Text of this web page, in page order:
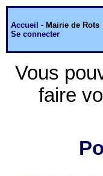
Accueil - Mairie de Rots
Se connecter
Vous
faire